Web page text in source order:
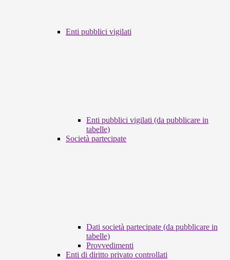
Enti pubblici vigilati
Enti pubblici vigilati (da pubblicare in
tabelle)
Società partecipate
Dati società partecipate (da pubblicare in
tabelle)
Provvedimenti
Enti di diritto privato controllati